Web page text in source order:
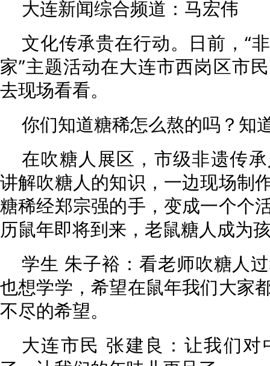
大连新闻综合频道：马宏伟
文化传承贵在行动。日前，“
家”主题活动在大连市西岗区市
去现场看看。
你们知道糖稀怎么熬的吗？知
在吹糖人展区，市级非遗传
讲解吹糖人的知识，一边现场制
糖稀经郑宗强的手，变成一个个
历鼠年即将到来，老鼠糖人成为
学生 朱子裕：看老师吹糖人
也想学学，希望在鼠年我们大家
不尽的希望。
大连市民 张建良：让我们